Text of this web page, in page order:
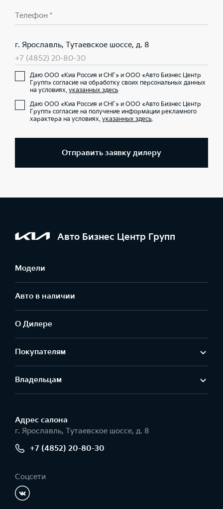
Телефон *
г. Ярославль, Тутаевское шоссе, д. 8
+7 (4852) 20-80-30
Даю ООО «Киа Россия и СНГ» и ООО «Авто Бизнес Центр
Групп» согласие на обработку своих персональных данных
на условиях, указанных здесь
Даю ООО «Киа Россия и СНГ» и ООО «Авто Бизнес Центр
Групп» согласие на получение информации рекламного
характера на условиях, указанных здесь.
Отправить заявку дилеру
Авто Бизнес Центр Групп
Модели
Авто в наличии
О Дилере
Покупателям
Владельцам
Адрес салонa
г. Ярославль, Тутаевское шоссе, д. 8
+7 (4852) 20-80-30
Соцсети